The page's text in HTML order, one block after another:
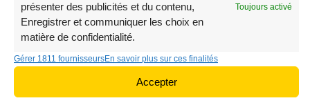
présenter des publicités et du contenu,
Enregistrer et communiquer les choix en
matière de confidentialité.
Toujours activé
Gérer 1811 fournisseursEn savoir plus sur ces finalités
Accepter
Sac Banane Femme
Sac Banane Sherpa